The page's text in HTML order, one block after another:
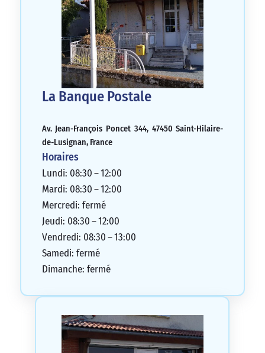
La Banque Postale
Av. Jean-François Poncet 344, 47450 Saint-Hilaire-
de-Lusignan, France
Horaires
Lundi: 08:30 – 12:00
Mardi: 08:30 – 12:00
Mercredi: fermé
Jeudi: 08:30 – 12:00
Vendredi: 08:30 – 13:00
Samedi: fermé
Dimanche: fermé